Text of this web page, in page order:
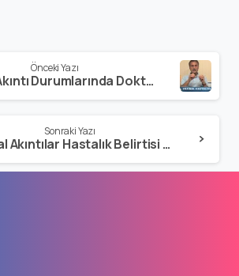
Önceki Yazı
Vajinal Akıntı Durumlarında Doktora Başvurmak Gerekir mi?
Sonraki Yazı
Vajinal Akıntılar Hastalık Belirtisi midir?